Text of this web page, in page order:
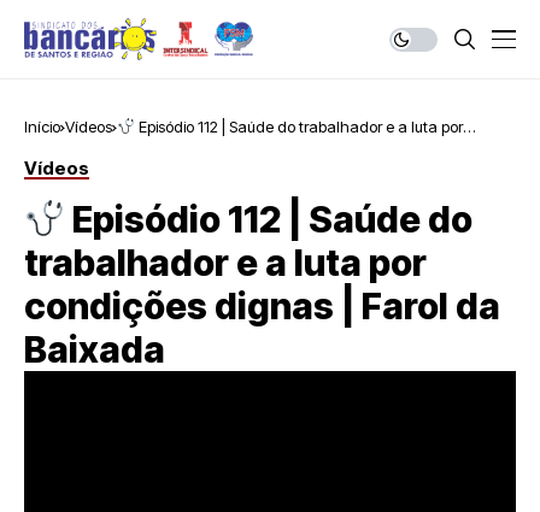
Início Vídeos
Episódio 112 | Saúde do trabalhador e a luta por
Vídeos
Episódio 112 | Saúde do
trabalhador e a luta por
condições dignas | Farol da
Baixada